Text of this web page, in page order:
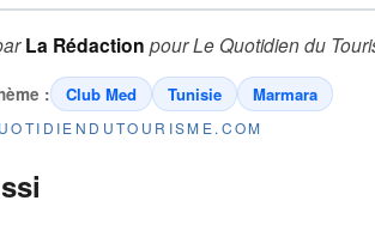
La Rédaction pourLe Quotidien du
: Club Med Tunisie Marmara